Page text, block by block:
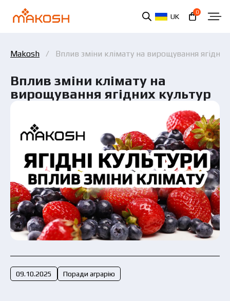
UK
0
Makosh Вплив зміни клімату на вирощування
Вплив зміни клімату на
вирощування ягідних культур
09.10.2025 Поради аграрію
Ви ознайомилися та погоджуєтеся з політикою
захисту персональних даних.